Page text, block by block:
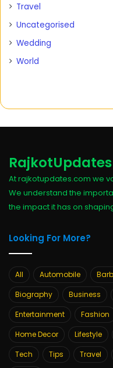
Travel
Uncategorised
Wedding
World
RajkotUpdates
At rajkotupdates.com we
We understand the
the impact it has on
Looking For More?
All Automobile
Biography
Business
Entertainment
Fashion
Home Decor
Lifestyle
Tech
Tips Travel